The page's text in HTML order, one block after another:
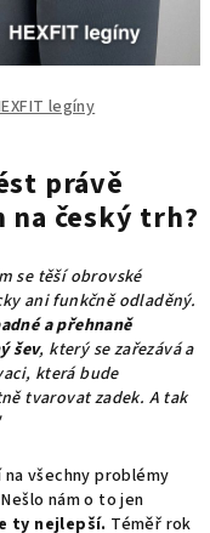
legíny
právě
český trh?
se těší obrovské
ani funkčně odladěný.
a přehnaně
šev, který se zařezává a
která bude
tvarovat zadek. A tak
všechny problémy
nám o to jen
ty nejlepší. Téměř rok